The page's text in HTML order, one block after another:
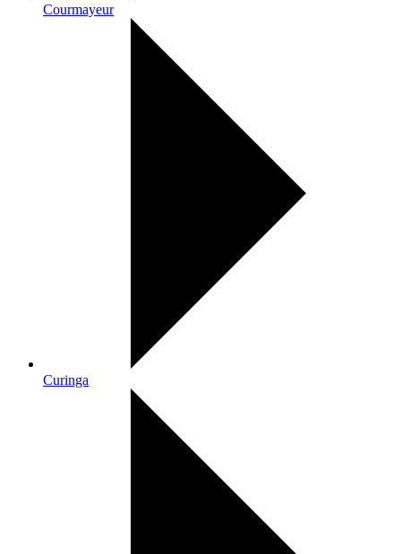
Courmayeur
Curinga